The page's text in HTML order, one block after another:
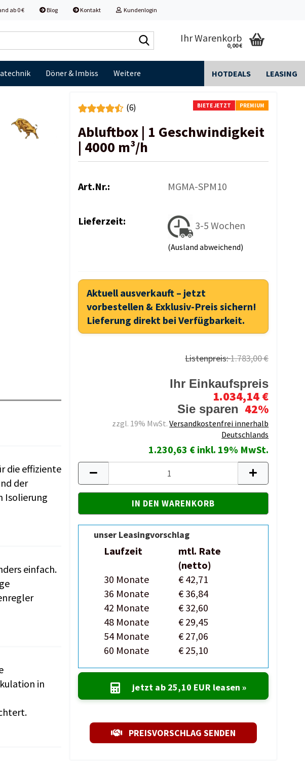
ab 0 € Blog Kontakt Kundenlogin
durchsuchen...
Ihr Warenkorb
0,00 €
Döner & Imbiss HOTDEALS LEASING
Weitere
BIETE JETZT PREMIUM
(6)
Abluftbox | 1 Geschwindigkeit
| 4000 m³/h
Art.Nr.: MGMA-SPM10
Lieferzeit: 3-5 Wochen
(Ausland abweichend)
Aktuell ausverkauft – jetzt
vorbestellen & Exklusiv-Preis sichern!
Lieferung direkt bei Verfügbarkeit.
Listenpreis:1.783,00 €
Ihr Einkaufspreis
1.034,14 €
Sie sparen 42%
zzgl. 19% MwSt.Versandkostenfrei innerhalb
Deutschlands
1.230,63 € inkl. 19% MwSt.
unser Leasingvorschlag
Laufzeit
mtl. Rate
(netto)
30 Monate
€ 42,71
36 Monate
€ 36,84
42 Monate
€ 32,60
48 Monate
€ 29,45
54 Monate
€ 27,06
60 Monate
€ 25,10
jetzt ab 25,10 EUR leasen »
PREISVORSCHLAG SENDEN
die effiziente
der
Isolierung
einfach.
in